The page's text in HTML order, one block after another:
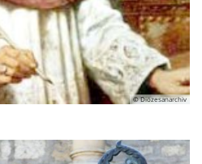
© Diözesanarchiv